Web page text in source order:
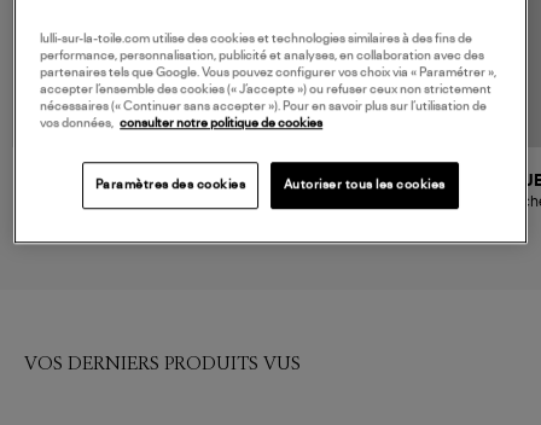
GANNI GANNI
VOS DERNIERS PRODUITS VUS
lulli-sur-la-toile.com utilise des cookies et technologies similaires à des fins de
performance, personnalisation, publicité et analyses, en collaboration avec des
partenaires tels que Google. Vous pouvez configurer vos choix via « Paramétrer »,
accepter l’ensemble des cookies (« J’accepte ») ou refuser ceux non strictement
nécessaires (« Continuer sans accepter »). Pour en savoir plus sur l’utilisation de
vos données, consulter notre politique de cookies
Paramètres des cookies Autoriser tous les cookies